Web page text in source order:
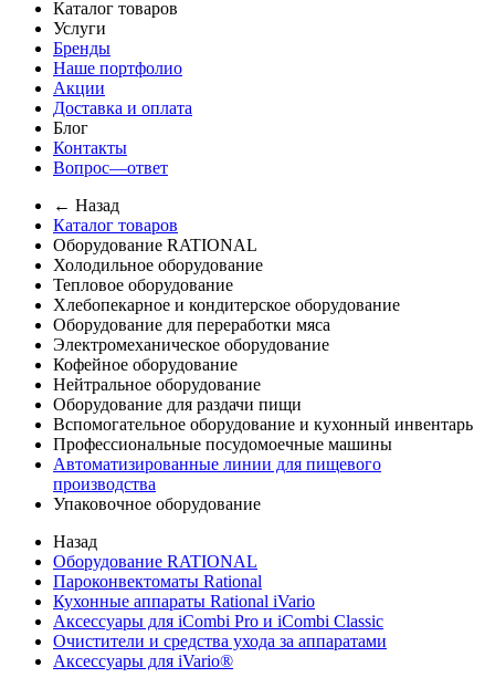
Каталог товаров
Услуги
Бренды
Наше портфолио
Акции
Доставка и оплата
Блог
Контакты
Вопрос—ответ
← Назад
Каталог товаров
Оборудование RATIONAL
Холодильное оборудование
Тепловое оборудование
Хлебопекарное и кондитерское оборудование
Оборудование для переработки мяса
Электромеханическое оборудование
Кофейное оборудование
Нейтральное оборудование
Оборудование для раздачи пищи
Вспомогательное оборудование и кухонный инвентарь
Профессиональные посудомоечные машины
Автоматизированные линии для пищевого
производства
Упаковочное оборудование
Назад
Оборудование RATIONAL
Пароконвектоматы Rational
Кухонные аппараты Rational iVario
Аксессуары для iCombi Pro и iCombi Classic
Очистители и средства ухода за аппаратами
Аксессуары для iVario®